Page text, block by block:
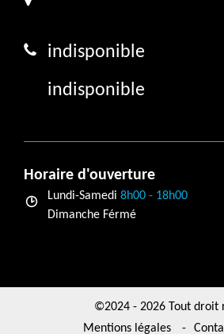
indisponible
indisponible
Horaire d'ouverture
Lundi-Samedi 8h00 - 18h00
Dimanche Férmé
©2024 - 2026 Tout droit
Mentions légales
-